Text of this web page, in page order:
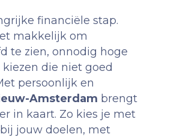
financiële stap.
makkelijk om
te zien, onnodig hoge
die niet goed
persoonlijk en
Amsterdam brengt
in kaart. Zo kies je met
jouw doelen, met